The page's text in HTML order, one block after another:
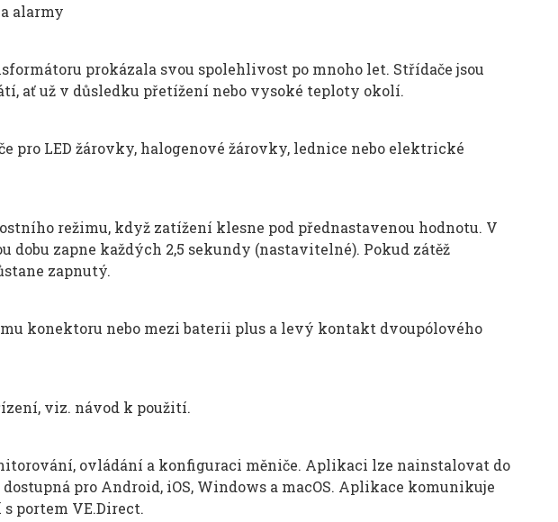
alarmy
prokázala svou spolehlivost po mnoho let. Střídače jsou
ať už v důsledku přetížení nebo vysoké teploty okolí.
pro LED žárovky, halogenové žárovky, lednice nebo elektrické
režimu, když zatížení klesne pod přednastavenou hodnotu. V
zapne každých 2,5 sekundy (nastavitelné). Pokud zátěž
zapnutý.
konektoru nebo mezi baterii plus a levý kontakt dvoupólového
viz. návod k použití.
ovládání a konfiguraci měniče. Aplikaci lze nainstalovat do
pro Android, iOS, Windows a macOS. Aplikace komunikuje
portem VE.Direct.